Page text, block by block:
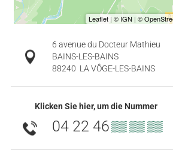
6 avenue du Docteur Mathieu
BAINS-LES-BAINS
88240 LA VÔGE-LES-BAINS
Klicken Sie hier, um die Nummer
04 22 46▒▒ ▒▒ ▒▒